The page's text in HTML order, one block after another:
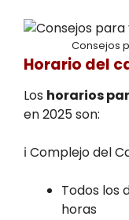
Consejos
Horario del
Los horarios
en 2025 son:
ℹ️ Complejo del
Todos los
horas